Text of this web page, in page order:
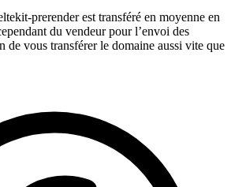
prerender est transféré en moyenne en
du vendeur pour l’envoi des
de vous transférer le domaine aussi vite que